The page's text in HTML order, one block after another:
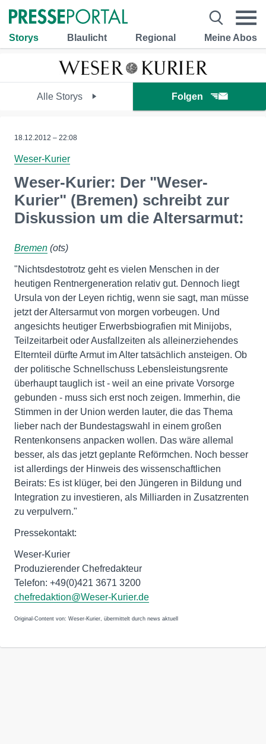
Storys Blaulicht Regional Meine Abos
Alle Storys Folgen
18.12.2012 – 22:08
Weser-Kurier
Weser-Kurier: Der "Weser-
Kurier" (Bremen) schreibt zur
Diskussion um die Altersarmut:
Bremen (ots)
"Nichtsdestotrotz geht es vielen Menschen in der
heutigen Rentnergeneration relativ gut. Dennoch liegt
Ursula von der Leyen richtig, wenn sie sagt, man müsse
jetzt der Altersarmut von morgen vorbeugen. Und
angesichts heutiger Erwerbsbiografien mit Minijobs,
Teilzeitarbeit oder Ausfallzeiten als alleinerziehendes
Elternteil dürfte Armut im Alter tatsächlich ansteigen. Ob
der politische Schnellschuss Lebensleistungsrente
überhaupt tauglich ist - weil an eine private Vorsorge
gebunden - muss sich erst noch zeigen. Immerhin, die
Stimmen in der Union werden lauter, die das Thema
lieber nach der Bundestagswahl in einem großen
Rentenkonsens anpacken wollen. Das wäre allemal
besser, als das jetzt geplante Reförmchen. Noch besser
ist allerdings der Hinweis des wissenschaftlichen
Beirats: Es ist klüger, bei den Jüngeren in Bildung und
Integration zu investieren, als Milliarden in Zusatzrenten
zu verpulvern."
Pressekontakt:
Weser-Kurier
Produzierender Chefredakteur
Telefon: +49(0)421 3671 3200
chefredaktion@Weser-Kurier.de
Original-Content von: Weser-Kurier, übermittelt durch news aktuell